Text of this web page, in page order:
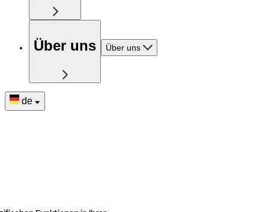
Über uns Über uns
de